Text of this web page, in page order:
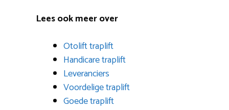
Lees ook meer over
Otolift traplift
Handicare traplift
Leveranciers
Voordelige traplift
Goede traplift